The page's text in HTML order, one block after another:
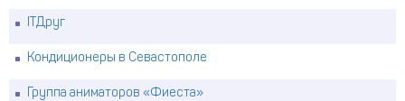
ITДруг
Кондиционеры в Севастополе
Группа аниматоров «Фиеста»